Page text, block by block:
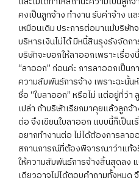
คงเป็นลูกจ้าง ทำงาน รับค่าจ้าง
เหมือนเดิม ประการต่อมาแม้บริษัท
บริหารเงินไม่ได้ มีหนี้สินรุงรังจัดก
บริษัทจะบอกให้ลาออกเพราะเรื่อ
“ลาออก” ก่อนค่ะ การลาออกเป็น
ความสัมพันธ์การจ้าง เพราะฉะนั้
ชื่อ “ใบลาออก” หรือไม่ แต่อยู่ที่ว่า
เปล่า ถ้าบริษัทเรียกมาคุยแล้วลูกจ้
ต่อ จึงเขียนใบลาออก แบบนี้ก็เป็น
อยากทำงานต่อ ไม่ได้ต้องการลา
สถานการณ์ที่ต้องพิจารณาว่าแท้จ
ให้ความสัมพันธ์การจ้างสิ้นสุดลง
เดียวอาจไม่ได้ตอบคำถามทั้งหมด